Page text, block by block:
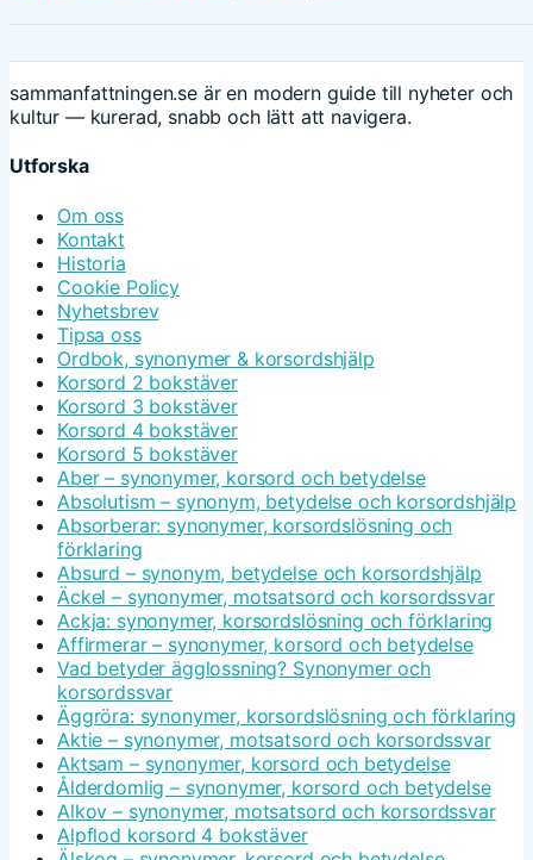
sammanfattningen.se är en modern guide till nyheter och
kultur — kurerad, snabb och lätt att navigera.
Utforska
Om oss
Kontakt
Historia
Cookie Policy
Nyhetsbrev
Tipsa oss
Ordbok, synonymer & korsordshjälp
Korsord 2 bokstäver
Korsord 3 bokstäver
Korsord 4 bokstäver
Korsord 5 bokstäver
Aber – synonymer, korsord och betydelse
Absolutism – synonym, betydelse och korsordshjälp
Absorberar: synonymer, korsordslösning och
förklaring
Absurd – synonym, betydelse och korsordshjälp
Äckel – synonymer, motsatsord och korsordssvar
Ackja: synonymer, korsordslösning och förklaring
Affirmerar – synonymer, korsord och betydelse
Vad betyder ägglossning? Synonymer och
korsordssvar
Äggröra: synonymer, korsordslösning och förklaring
Aktie – synonymer, motsatsord och korsordssvar
Aktsam – synonymer, korsord och betydelse
Ålderdomlig – synonymer, korsord och betydelse
Alkov – synonymer, motsatsord och korsordssvar
Alpflod korsord 4 bokstäver